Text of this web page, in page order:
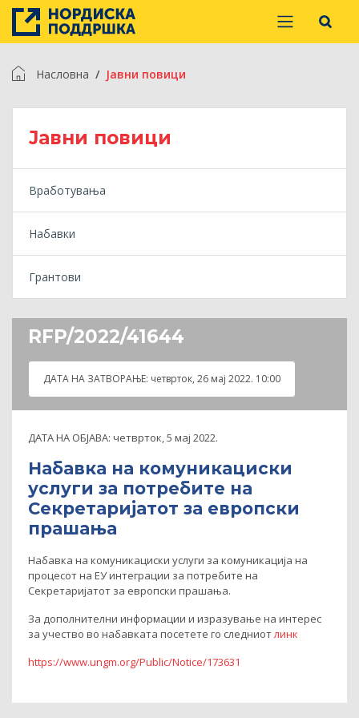
Насловна Jавни повици
Jавни повици
Вработувања
Набавки
Грантови
RFP/2022/41644
ДАТА НА ЗАТВOРАЊЕ: четврток, 26 мај 2022. 10:00
ДАТА НА ОБЈАВА: четврток, 5 мај 2022.
Набавка на комуникациски
услуги за потребите на
Секретаријатот за европски
прашања
Набавка на комуникациски услуги за комуникација на
процесот на ЕУ интеграции за потребите на
Секретаријатот за европски прашања.
За дополнителни информации и изразување на интерес
за учество во набавката посетете го следниотлинк
https://www.ungm.org/Public/Notice/173631